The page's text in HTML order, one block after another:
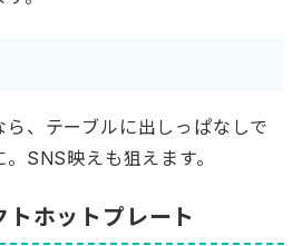
、テーブルに出しっぱなしで
SNS映えも狙えます。
ホットプレート